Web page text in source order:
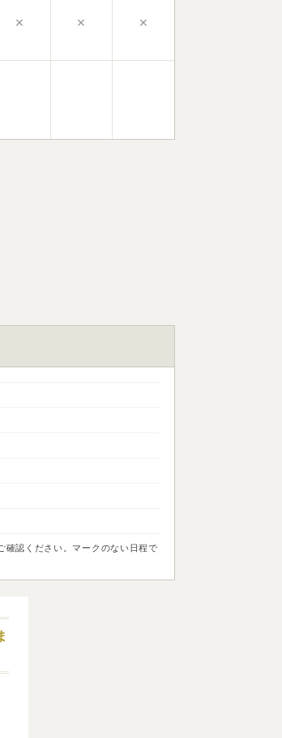
× × ×
確認ください。マークのない日程で